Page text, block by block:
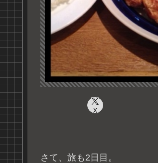
X
さて、旅も2日目。